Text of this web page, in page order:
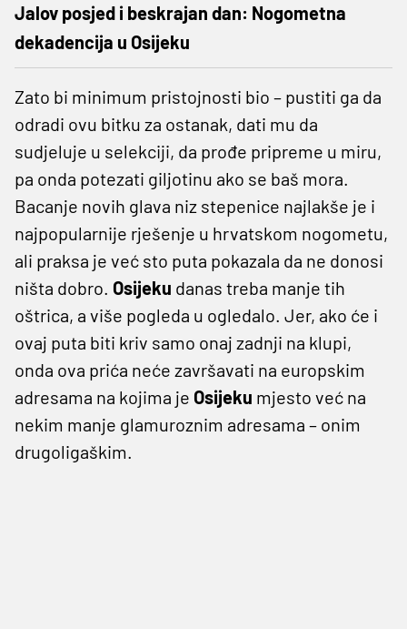
Jalov posjed i beskrajan dan: Nogometna
dekadencija u Osijeku
Zato bi minimum pristojnosti bio – pustiti ga da
odradi ovu bitku za ostanak, dati mu da
sudjeluje u selekciji, da prođe pripreme u miru,
pa onda potezati giljotinu ako se baš mora.
Bacanje novih glava niz stepenice najlakše je i
najpopularnije rješenje u hrvatskom nogometu,
ali praksa je već sto puta pokazala da ne donosi
ništa dobro. Osijeku danas treba manje tih
oštrica, a više pogleda u ogledalo. Jer, ako će i
ovaj puta biti kriv samo onaj zadnji na klupi,
onda ova prića neće završavati na europskim
adresama na kojima je Osijeku mjesto već na
nekim manje glamuroznim adresama – onim
drugoligaškim.